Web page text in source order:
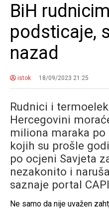
BiH
podsticaje,
nazad
istok 18/09/2023 21:25
Rudnici i
Hercegovini
miliona maraka po
kojih su prošle
po ocjeni Savjeta
nezakonito i
saznaje portal
Ne samo da nije uvažen